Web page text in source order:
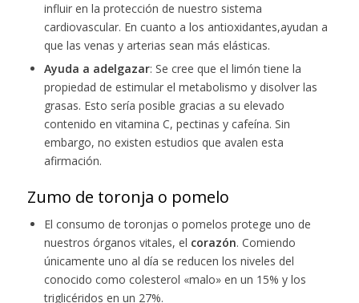
influir en la protección de nuestro sistema
cardiovascular. En cuanto a los antioxidantes,ayudan a
que las venas y arterias sean más elásticas.
Ayuda a adelgazar: Se cree que el limón tiene la
propiedad de estimular el metabolismo y disolver las
grasas. Esto sería posible gracias a su elevado
contenido en vitamina C, pectinas y cafeína. Sin
embargo, no existen estudios que avalen esta
afirmación.
Zumo de toronja o pomelo
El consumo de toronjas o pomelos protege uno de
nuestros órganos vitales, el corazón. Comiendo
únicamente uno al día se reducen los niveles del
conocido como colesterol «malo» en un 15% y los
triglicéridos en un 27%.